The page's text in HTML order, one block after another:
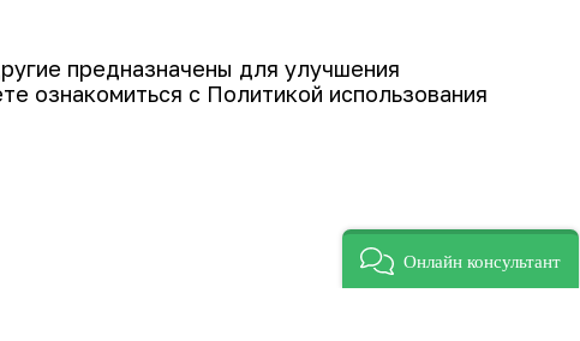
предназначены для улучшения
ознакомиться с Политикой использования
Онлайн консультант